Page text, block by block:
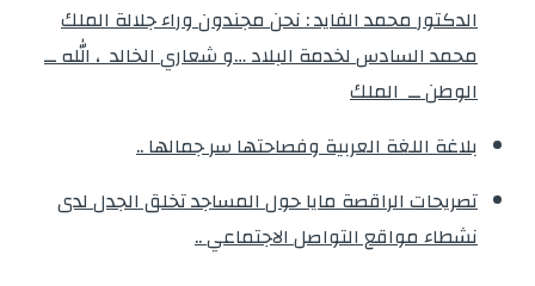
الدكتور محمد الفايد : نحن مجندون وراء جلالة الملك
محمد السادس لخدمة البلاد …و شعاري الخالد ، الله ــ
الوطن ــ الملك
بلاغة اللغة العربية وفصاحتها سر جمالها ..
تصريحات الراقصة مايا حول المساجد تخلق الجدل لدى
نشطاء مواقع التواصل الاجتماعي ..